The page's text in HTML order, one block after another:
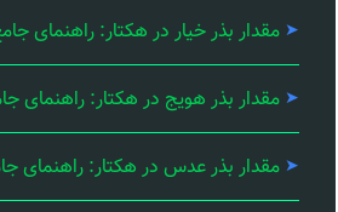
مقدار بذر خیار در هکتار: راهنمای
مقدار بذر هویج در هکتار: راهنمای
مقدار بذر عدس در هکتار: راهنمای